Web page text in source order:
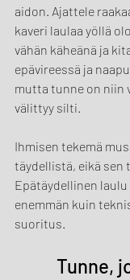
aidon. Ajattele
kaveri laulaa yöllä
vähän käheänä ja
epävireessä ja
mutta tunne on niin
välittyy silti.
Ihmisen tekemä
täydellistä, eikä sen
Epätäydellinen
enemmän kuin
suoritus.
Tunne,